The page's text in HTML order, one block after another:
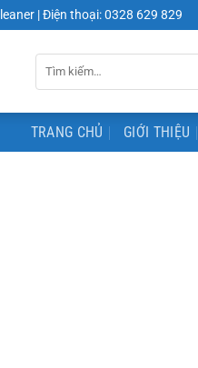
| Điện thoại: 0328 629 829
kiếm:
TRANG CHỦ GIỚI THIỆU